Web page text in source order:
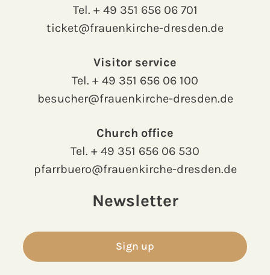
Tel. + 49 351 656 06 701
ticket@frauenkirche-dresden.de
Visitor service
Tel. + 49 351 656 06 100
besucher@frauenkirche-dresden.de
Church office
Tel. + 49 351 656 06 530
pfarrbuero@frauenkirche-dresden.de
Newsletter
Sign up